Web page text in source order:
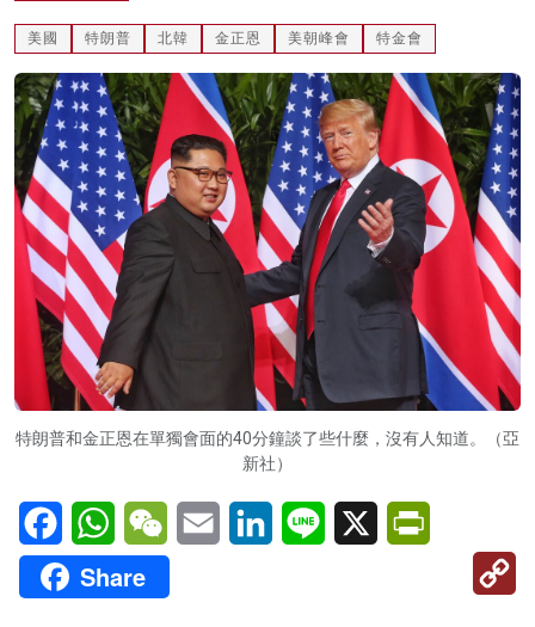
關於我們
美國 特朗普 北韓 金正恩 美朝峰會 特金會
特朗普和金正恩在單獨會面的40分鐘談了些什麼，沒有人知道。（亞
新社）
FacebookWhatsAppWeChatEmail LinkedInLine X
Share